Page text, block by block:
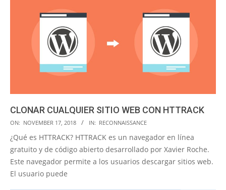
CLONAR CUALQUIER SITIO WEB CON HTTRACK
2018-
11-
17
ON: NOVEMBER 17, 2018 IN: RECONNAISSANCE
¿Qué es HTTRACK? HTTRACK es un navegador en línea
gratuito y de código abierto desarrollado por Xavier Roche.
Este navegador permite a los usuarios descargar sitios web.
El usuario puede